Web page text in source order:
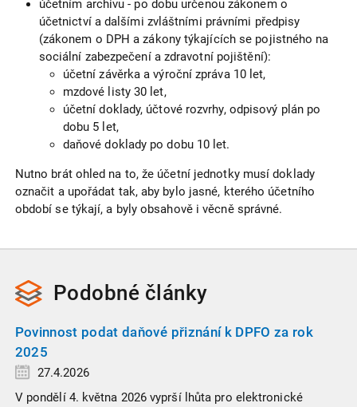
účetním archivu - po dobu určenou zákonem o
účetnictví a dalšími zvláštními právními předpisy
(zákonem o DPH a zákony týkajících se pojistného na
sociální zabezpečení a zdravotní pojištění):
účetní závěrka a výroční zpráva 10 let,
mzdové listy 30 let,
účetní doklady, účtové rozvrhy, odpisový plán po
dobu 5 let,
daňové doklady po dobu 10 let.
Nutno brát ohled na to, že účetní jednotky musí doklady
označit a upořádat tak, aby bylo jasné, kterého účetního
období se týkají, a byly obsahově i věcně správné.
Podobné články
Povinnost podat daňové přiznání k DPFO za rok
2025
27.4.2026
V pondělí 4. května 2026 vyprší lhůta pro elektronické